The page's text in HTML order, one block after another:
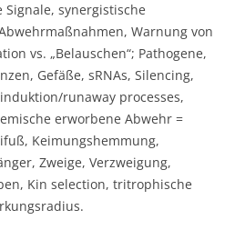
synergistische
Warnung von
vs. „Belauschen“; Pathogene,
Gefäße, sRNAs, Silencing,
runaway processes,
erworbene Abwehr =
Keimungshemmung,
Zweige, Verzweigung,
Kin selection, tritrophische